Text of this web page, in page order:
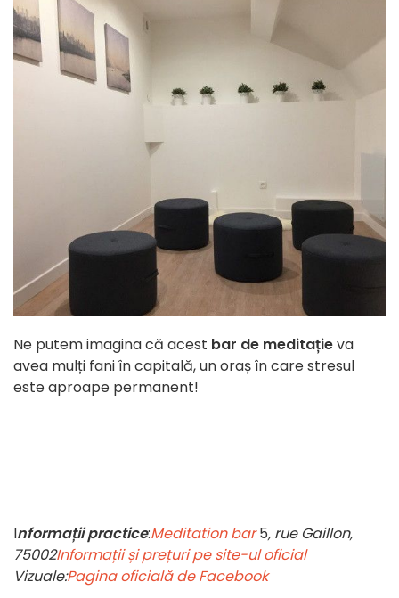
Ne putem imagina că acest bar de meditațieva
avea mulți fani în capitală, un oraș în care stresul
este aproape permanent!
Informații practice:Meditation bar5, rue Gaillon,
75002Informații și prețuri pe site-ul oficial
Vizuale:Pagina oficială de Facebook